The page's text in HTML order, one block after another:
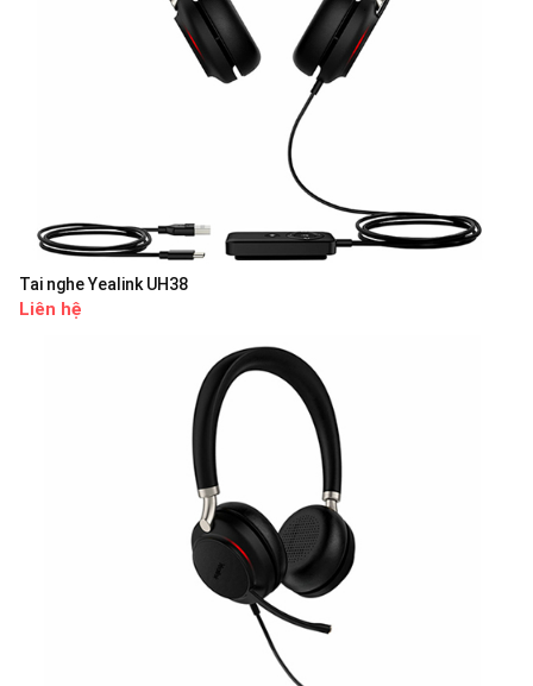
Tai nghe Yealink UH38
Liên hệ